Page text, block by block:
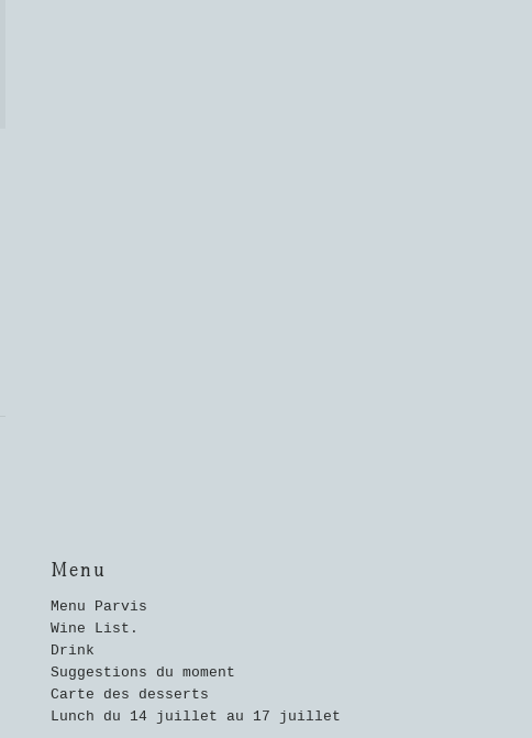
Menu
Menu Parvis
Wine List.
Drink
Suggestions du moment
Carte des desserts
Lunch du 14 juillet au 17 juillet